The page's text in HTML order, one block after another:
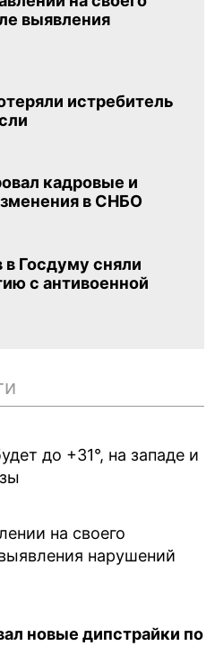
выявления
истребитель
кадровые и
в СНБО
Госдуму сняли
с антивоенной
до +31°, на западе и
на своего
нарушений
новые дипстрайки по